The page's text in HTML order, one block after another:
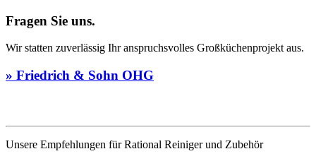
Fragen Sie uns.
Wir statten zuverlässig Ihr anspruchsvolles Großküchenprojekt aus.
» Friedrich & Sohn OHG
Unsere Empfehlungen für Rational Reiniger und Zubehör